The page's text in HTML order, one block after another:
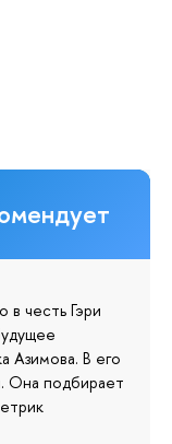
в честь Гэри
Азимова. В его
Она подбирает